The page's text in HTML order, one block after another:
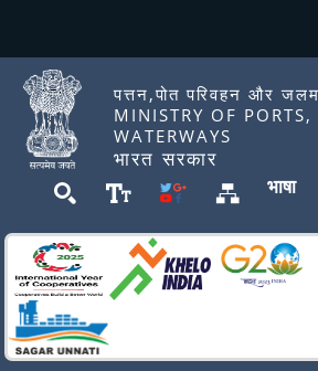
पत्तन,पोत परिवहन और
MINISTRY OF
WATERWAYS
भारत सरकार
भाषा